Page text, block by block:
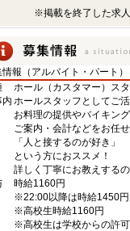
※掲載を終了した求
報（アルバイト・パート）
ホール（カスタマー）ス
内 ホールスタッフとしてご活
お料理の提供やバイキング
ご案内・会計などをお任せ
「人と接するのが好き」
という方におススメ！
詳しく丁寧にお教えする
時給1160円
※22:00以降は時給1450円
※高校生時給1160円
※高校生は学校からの許